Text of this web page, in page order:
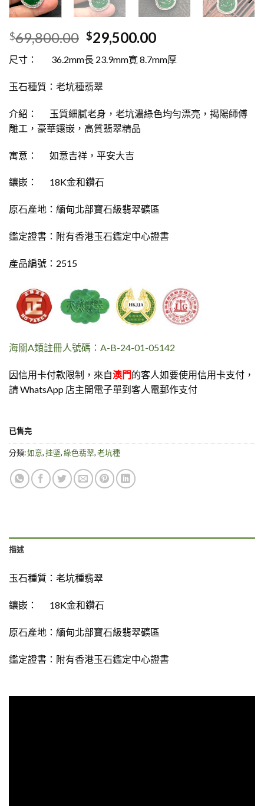
$69,800.00 $29,500.00
尺寸： 36.2mm長 23.9mm寛 8.7mm厚
玉石種質：老坑種翡翠
介紹： 玉質細膩老身，老坑濃綠色均勻漂亮，揭陽師傅
雕工，豪華鑲嵌，高質翡翠精品
寓意： 如意吉祥，平安大吉
鑲嵌： 18K金和鑽石
原石產地：緬甸北部寶石級翡翠礦區
鑑定證書：附有香港玉石鑑定中心證書
產品編號：2515
海關A類註冊人號碼：A-B-24-01-05142
因信用卡付款限制，來自澳門的客人如要使用信用卡支付，
請 WhatsApp 店主開電子單到客人電郵作支付
已售完
分類:如意,挂墜,綠色翡翠,老坑種
描述
玉石種質： 老坑種翡翠
鑲嵌： 18K金和鑽石
原石產地：緬甸北部寶石級翡翠礦區
鑑定證書： 附有香港玉石鑑定中心證書